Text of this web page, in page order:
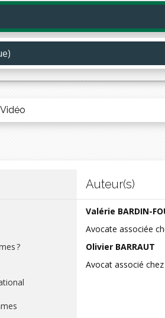
depuis votre smartphone, tablette,
Vidéo
?
Auteur(s)
Valérie BARDIN-
Avocate associée
Olivier BARRAUT
Avocat associé